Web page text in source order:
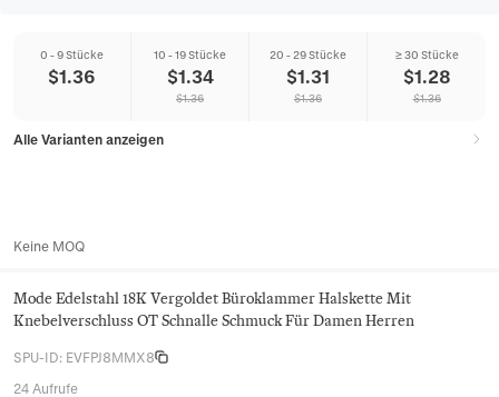
0 - 9 Stücke
$1.36
10 - 19 Stücke
$1.34
$1.36
20 - 29 Stücke
$1.31
$1.36
≥ 30 Stücke
$1.28
$1.36
Alle Varianten anzeigen
Keine MOQ
Mode Edelstahl 18K Vergoldet Büroklammer Halskette Mit
Knebelverschluss OT Schnalle Schmuck Für Damen Herren
SPU-ID: EVFPJ8MMX8
24 Aufrufe